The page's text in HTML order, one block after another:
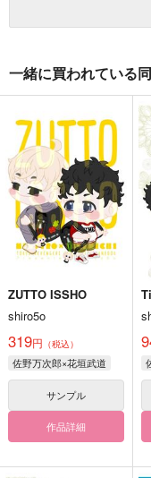
一緒に買われている
ZUTTO ISSHO
shiro5o
319円 （税込）
佐野万次郎×花垣武道
サンプル
作品詳細